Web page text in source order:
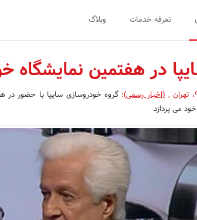
تعرفه خدمات وبلاگ
در هفتمین نمایشگاه
، تهران ,(اخبار رسمی):گروه خودروسازی سایپا با حضور در
می پردازد